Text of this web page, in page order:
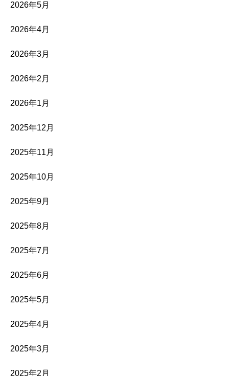
2026年5月
2026年4月
2026年3月
2026年2月
2026年1月
2025年12月
2025年11月
2025年10月
2025年9月
2025年8月
2025年7月
2025年6月
2025年5月
2025年4月
2025年3月
2025年2月